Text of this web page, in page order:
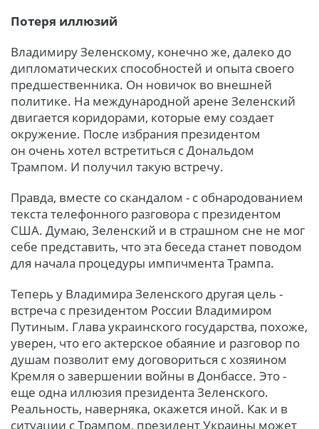
Потеря иллюзий
Владимиру Зеленскому, конечно же, далеко до
дипломатических способностей и опыта своего
предшественника. Он новичок во внешней
политике. На международной арене Зеленский
двигается коридорами, которые ему создает
окружение. После избрания президентом
он очень хотел встретиться с Дональдом
Трампом. И получил такую встречу.
Правда, вместе со скандалом - с обнародованием
текста телефонного разговора с президентом
США. Думаю, Зеленский и в страшном сне не мог
себе представить, что эта беседа станет поводом
для начала процедуры импичмента Трампа.
Теперь у Владимира Зеленского другая цель -
встреча с президентом России Владимиром
Путиным. Глава украинского государства, похоже,
уверен, что его актерское обаяние и разговор по
душам позволит ему договориться с хозяином
Кремля о завершении войны в Донбассе. Это -
еще одна иллюзия президента Зеленского.
Реальность, наверняка, окажется иной. Как и в
ситуации с Трампом, президент Украины может